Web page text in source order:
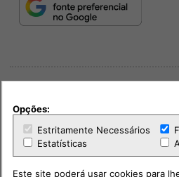
PUB
Opções:
Estritamente Necessários
Estatísticas
Este site poderá usar cookies para